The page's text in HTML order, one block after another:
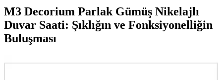
M3 Decorium Parlak Gümüş Nikelajlı
Duvar Saati: Şıklığın ve Fonksiyonelliğin
Buluşması